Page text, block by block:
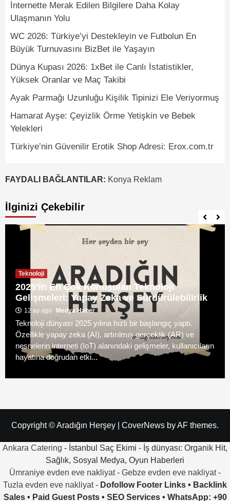
İnternette Merak Edilen Bilgilere Daha Kolay
Ulaşmanın Yolu
WC 2026: Türkiye’yi Destekleyin ve Futbolun En
Büyük Turnuvasını BizBet ile Yaşayın
Dünya Kupası 2026: 1xBet ile Canlı İstatistikler,
Yüksek Oranlar ve Maç Takibi
Ayak Parmağı Uzunluğu Kişilik Tipinizi Ele Veriyormuş
Hamarat Ayşe: Çeyizlik Örme Yetişkin ve Bebek
Yelekleri
Türkiye’nin Güvenilir Erotik Shop Adresi: Erox.com.tr
FAYDALI BAĞLANTILAR: Konya Reklam
İlginizi Çekebilir
Teknoloji
2025’in En Çok Konuşulan Teknoloji
Gelişmeleri: Yapay Zeka ve Sürdürülebilirlik
12 ay ago Medya Haber
Teknoloji dünyası 2025 yılına hızlı bir başlangıç yaptı.
Özellikle yapay zeka (AI), artırılmış gerçeklik (AR) ve
nesnelerin interneti (IoT) alanındaki gelişmeler, kullanıcıların
hayatına doğrudan etki...
Copyright © Aradığın Herşey CoverNews by AF themes.
Ankara Catering - İstanbul Saç Ekimi - İş dünyası: Organik Hit,
Sağlık, Sosyal Medya, Oyun Haberleri
Ümraniye evden eve nakliyat- Gebze evden eve nakliyat-
Tuzla evden eve nakliyat- Dofollow Footer Links • Backlink
Sales • Paid Guest Posts • SEO Services • WhatsApp: +90